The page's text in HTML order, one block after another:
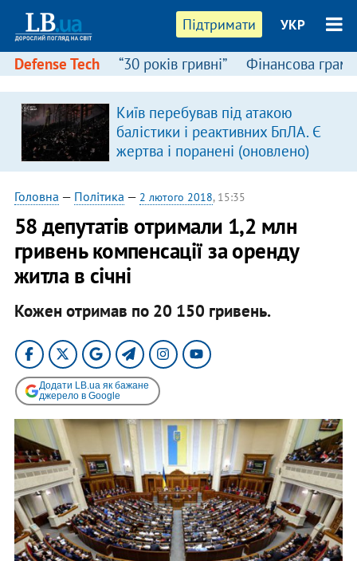
Підтримати УКР
Defense Tech “30 років гривні” Фінансова
Київ перебував під атакою
балістики і реактивних БпЛА. Є
жертва і поранені (оновлено)
Головна — Політика — 2 лютого 2018, 15:35
58 депутатів отримали 1,2 млн
гривень компенсації за оренду
житла в січні
Кожен отримав по 20 150 гривень.
Додати LB.ua як бажане
джерело в Google